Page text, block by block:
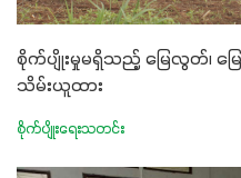
စိုက်ပျိုးမှုမရှိသည့် မြေလွတ်၊ မ
သိမ်းယူထား
စိုက်ပျိုးရေးသတင်း